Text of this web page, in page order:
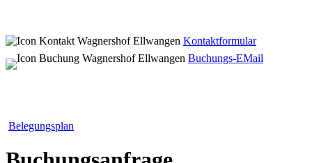
Kontaktformular
Buchungs-EMail
Belegungsplan